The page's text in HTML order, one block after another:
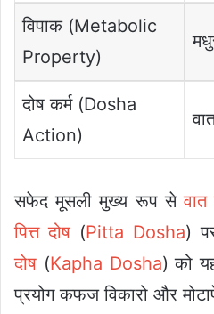
विपाक (Metabolic
Property)
दोष कर्म (Dosha
Action)
सफेद मूसली मुख्य रूप सेवात
पित्त दोष (Pitta Dosha)
दोष (Kapha Dosha) को
प्रयोग कफज विकारो और